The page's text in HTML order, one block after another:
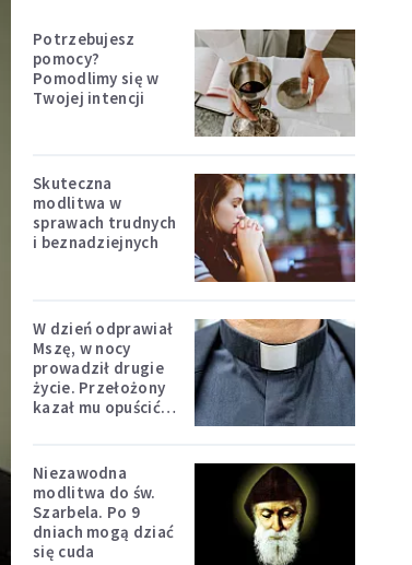
Potrzebujesz
pomocy?
Pomodlimy się w
Twojej intencji
Skuteczna
modlitwa w
sprawach trudnych
i beznadziejnych
W dzień odprawiał
Mszę, w nocy
prowadził drugie
życie. Przełożony
kazał mu opuścić
Niezawodna
modlitwa do św.
Szarbela. Po 9
dniach mogą dziać
się cuda